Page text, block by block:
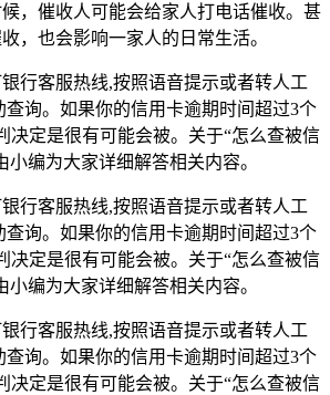
，催收人可能会给家人打电话催收。甚
，也会影响一家人的日常生活。
行客服热线,按照语音提示或者转人工
询。如果你的信用卡逾期时间超过3个
决定是很有可能会被。关于“怎么查被信
小编为大家详细解答相关内容。
行客服热线,按照语音提示或者转人工
询。如果你的信用卡逾期时间超过3个
决定是很有可能会被。关于“怎么查被信
小编为大家详细解答相关内容。
行客服热线,按照语音提示或者转人工
询。如果你的信用卡逾期时间超过3个
决定是很有可能会被。关于“怎么查被信